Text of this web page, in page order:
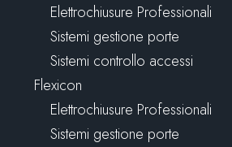
Elettrochiusure Professionali
Sistemi gestione porte
Sistemi controllo accessi
Flexicon
Elettrochiusure Professionali
Sistemi gestione porte